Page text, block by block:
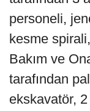
personeli,
kesme
Bakım ve
tarafından
ekskavatör,